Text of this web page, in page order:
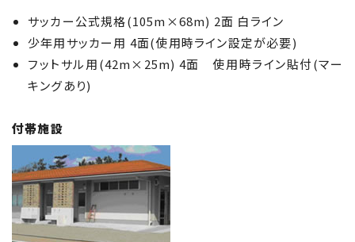
サッカー公式規格(105m×68m) 2面 白ライン
少年用サッカー用 4面(使用時ライン設定が必要)
フットサル用(42m×25m) 4面 使用時ライン貼付(マー
キングあり)
付帯施設